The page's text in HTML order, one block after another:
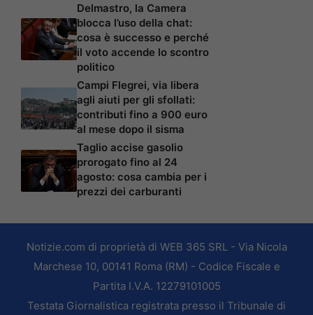
Delmastro, la Camera
blocca l’uso della chat:
cosa è successo e perché
il voto accende lo scontro
politico
Campi Flegrei, via libera
agli aiuti per gli sfollati:
contributi fino a 900 euro
al mese dopo il sisma
Taglio accise gasolio
prorogato fino al 24
agosto: cosa cambia per i
prezzi dei carburanti
Notizie.com di proprietà di WEB 365 SRL - Via Nicola
Marchese 10, 00141 Roma (RM) - Codice Fiscale e
Partita I.V.A. 12279101005
Testata Giornalistica registrata presso il Tribunale di